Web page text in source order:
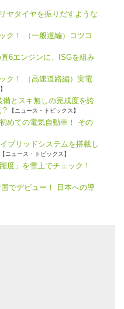
ヤタイヤを振りだすような
ク！ （一般道編）コツコ
6エンジンに、ISGを組み
ク！ （高速道路編）実電
とスキ無しの完成度を誇
【ニュース・トピックス】
めての電気自動車！ その
ブリッドシステムを搭載し
【ニュース・トピックス】
度」を雪上でチェック！
でデビュー！ 日本への導